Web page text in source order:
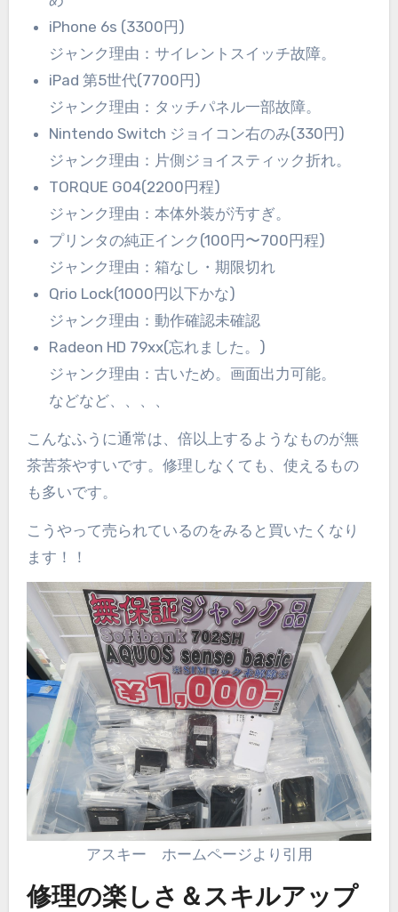
iPhone 6s (3300円)
ジャンク理由：サイレントスイッチ故障。
iPad 第5世代(7700円)
ジャンク理由：タッチパネル一部故障。
Nintendo Switch ジョイコン右のみ(330円)
ジャンク理由：片側ジョイスティック折れ。
TORQUE G04(2200円程)
ジャンク理由：本体外装が汚すぎ。
プリンタの純正インク(100円〜700円程)
ジャンク理由：箱なし・期限切れ
Qrio Lock(1000円以下かな)
ジャンク理由：動作確認未確認
Radeon HD 79xx(忘れました。)
ジャンク理由：古いため。画面出力可能。
などなど、、、、
こんなふうに通常は、倍以上するようなものが無
茶苦茶やすいです。修理しなくても、使えるもの
も多いです。
こうやって売られているのをみると買いたくなり
ます！！
アスキー ホームページより引用
修理の楽しさ＆スキルアップ